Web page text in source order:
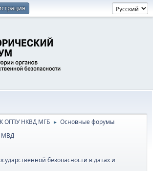
ОГПУ НКВД МГБ ► Основные форумы
МВД
безопасности в датах и